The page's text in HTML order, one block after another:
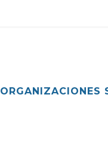
ORGANIZACIONES